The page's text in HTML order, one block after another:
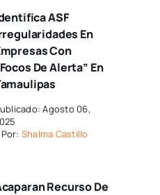
ASF
En
Con
De Alerta” En
Agosto 06,
Por: Shalma Castillo
Recurso De